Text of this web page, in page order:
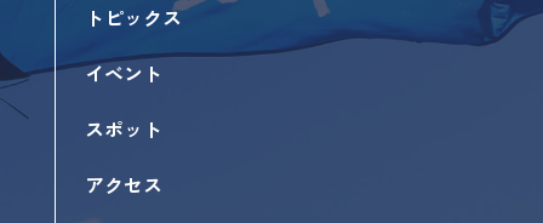
トピックス
イベント
スポット
アクセス